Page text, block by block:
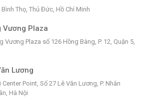
Thọ, Thủ Đức, Hồ Chí Minh
Vương Plaza
Vương Plaza số 126 Hồng Bàng, P. 12, Quận 5,
Lương
Point, Số 27 Lê Văn Lương, P. Nhân
Hà Nội